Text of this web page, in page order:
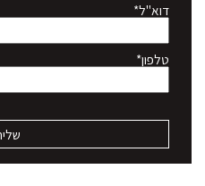
דוא"ל*
טלפון*